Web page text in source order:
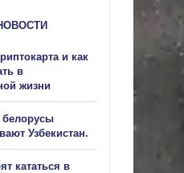
и как
в
жизни
Узбекистан.
кататься в